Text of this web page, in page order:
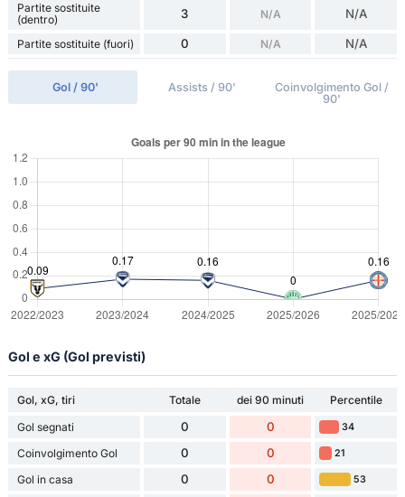
Partite sostituite
(dentro)
3 N/A N/A
Partite sostituite (fuori) 0 N/A N/A
Gol / 90' Assists / 90'
Coinvolgimento Gol /
90'
Gol e xG (Gol previsti)
Gol, xG, tiri Totale dei 90 minuti
Percentile
Gol segnati
0 0 34
Coinvolgimento Gol 0 0 21
Gol in casa 0 0 53